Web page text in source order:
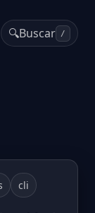
🔍Buscar /
cli